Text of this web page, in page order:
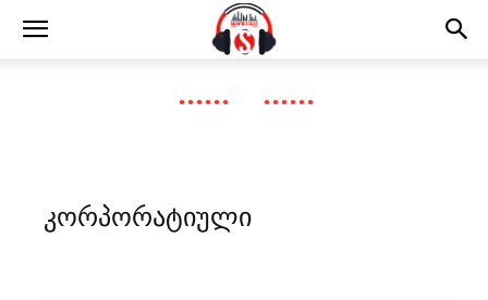
კორპორატიული